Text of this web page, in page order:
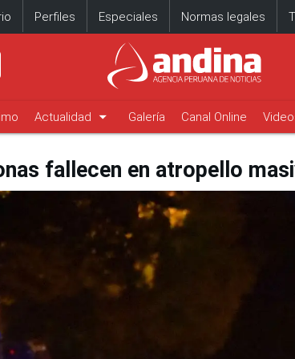
Perfiles Especiales Normas legales
Actualidad arrow_drop_down Galería Canal Online
fallecen en atropello